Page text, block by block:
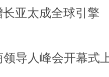
亚太成全球引擎
导人峰会开幕式